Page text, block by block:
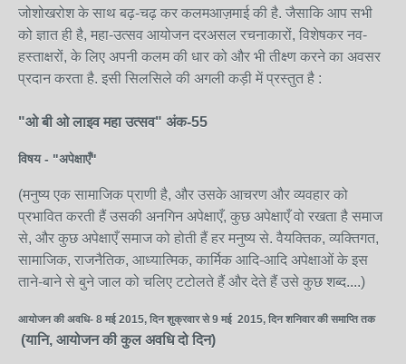
जोशोखरोश के साथ बढ़-चढ़ कर कलमआज़माई की है. जैसाकि आप सभी
को ज्ञात ही है, महा-उत्सव आयोजन दरअसल रचनाकारों, विशेषकर नव-
हस्ताक्षरों, के लिए अपनी कलम की धार को और भी तीक्ष्ण करने का अवसर
प्रदान करता है. इसी सिलसिले की अगली कड़ी में प्रस्तुत है :
"ओ बी ओ लाइव महा उत्सव" अंक-55
विषय - "अपेक्षाएँ"
(मनुष्य एक सामाजिक प्राणी है, और उसके आचरण और व्यवहार को
प्रभावित करती हैं उसकी अनगिन अपेक्षाएँ, कुछ अपेक्षाएँ वो रखता है समाज
से, और कुछ अपेक्षाएँ समाज को होती हैं हर मनुष्य से. वैयक्तिक, व्यक्तिगत,
सामाजिक, राजनैतिक, आध्यात्मिक, कार्मिक आदि-आदि अपेक्षाओं के इस
ताने-बाने से बुने जाल को चलिए टटोलते हैं और देते हैं उसे कुछ शब्द....)
आयोजन की अवधि- 8 मई 2015, दिन शुक्रवार से 9 मई 2015, दिन शनिवार की समाप्ति तक
(यानि, आयोजन की कुल अवधि दो दिन)